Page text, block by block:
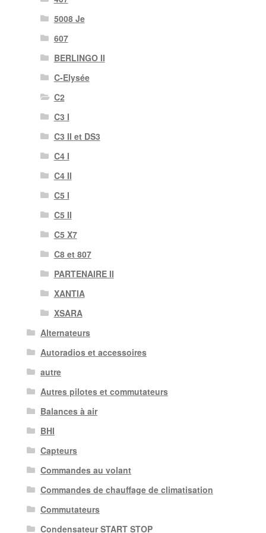
5008 Je
607
BERLINGO II
C-Elysée
C2
C3 I
C3 II et DS3
C4 I
C4 II
C5 I
C5 II
C5 X7
C8 et 807
PARTENAIRE II
XANTIA
XSARA
Alternateurs
Autoradios et accessoires
autre
Autres pilotes et commutateurs
Balances à air
BHI
Capteurs
Commandes au volant
Commandes de chauffage de climatisation
Commutateurs
Condensateur START STOP